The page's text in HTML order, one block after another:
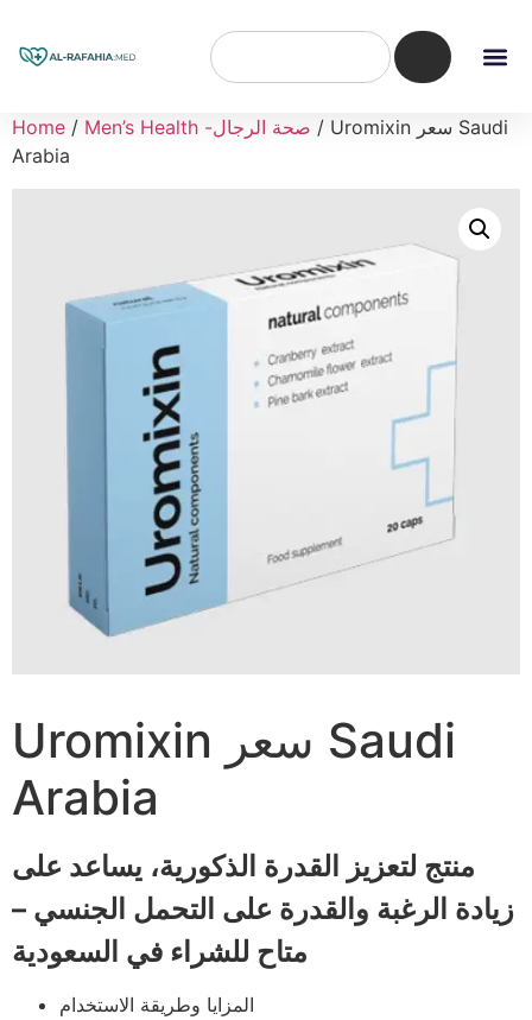
Home / Men’s Health -صحة الرجال / Uromixin سعر Saudi
Arabia
Uromixin سعر Saudi
Arabia
منتج لتعزيز القدرة الذكورية، يساعد على
زيادة الرغبة والقدرة على التحمل الجنسي –
متاح للشراء في السعودية
المزايا وطريقة الاستخدام